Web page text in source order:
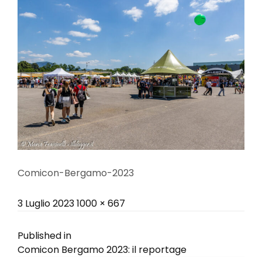
Comicon-Bergamo-2023
Posted
3 Luglio 2023Full
1000 × 667
Navigazione
Published in
Comicon Bergamo 2023: il reportage